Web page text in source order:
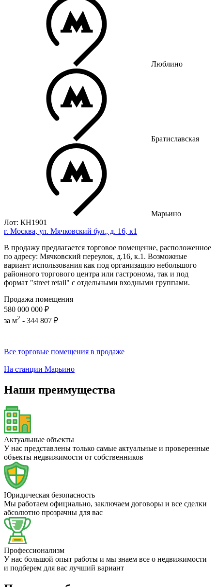
Люблино
Братиславская
Марьино
Лот: КН1901
г. Москва, ул. Мячковский бул., д. 16, к1
В продажу предлагается торговое помещение, расположенное
по адресу: Мячковский переулок, д.16, к.1. Возможные
вариант использования как под организацию небольшого
районного торгового центра или гастронома, так и под
формат "street retail" с отдельными входными группами.
Продажа помещения
580 000 000 ₽
за м2 - 344 807 ₽
Все торговые помещения в продаже
На станции Марьино
Наши преимущества
Актуальные объекты
У нас представлены только самые актуальные и проверенные
объекты недвижимости от собственников
Юридическая безопасность
Мы работаем официально, заключаем договоры и все сделки
абсолютно прозрачны для вас
Профессионализм
У нас большой опыт работы и мы знаем все о недвижимости
и подберем для вас лучший вариант